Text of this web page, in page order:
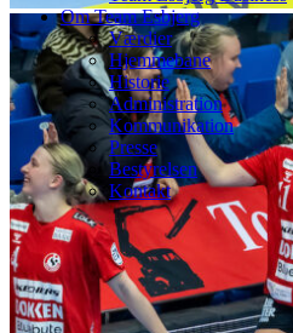
Om Team Esbjerg
Værdier
Hjemmebane
Historie
Administration
Kommunikation
Presse
Bestyrelsen
Kontakt